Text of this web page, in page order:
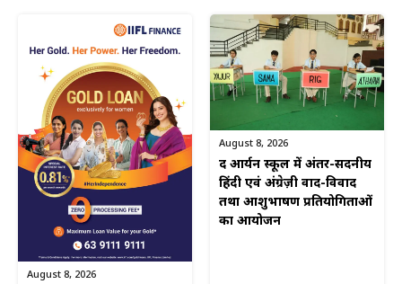
August 8, 2026
August 8, 2026
द आर्यन स्कूल में अंतर-सदनीय
हिंदी एवं अंग्रेज़ी वाद-विवाद
तथा आशुभाषण प्रतियोगिताओं
का आयोजन